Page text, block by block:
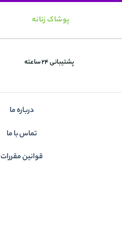
پوشاک زنانه
پشتیبانی 24 ساعته
درباره ما
تماس با ما
قوانین مقررات